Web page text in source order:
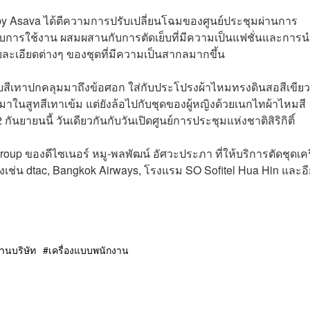
Asava ได้ตีความการปรับเปลี่ยนโฉมของศูนย์ประชุมผ่านการ
การใช้งาน ผสมผสานกับการตัดเย็บที่มีความเป็นแฟชั่นและการ
ะเอียดต่างๆ ของชุดที่มีความเป็นสากลมากขึ้น
เทาปกคลุมมาถึงข้อศอก ใส่กับประโปรงผ้าไหมทรงดินสอสีเขียว
ในสูทสีเทาเข้ม แต่ยังล้อไปกับชุดของผู้หญิงด้วยเนกไทผ้าไหมสี
นยายนนี้ วันเดียวกันกับวันเปิดศูนย์การประชุมแห่งชาติสิริกิติ์
ของดีไซเนอร์ หมู-พลพัฒน์ อัศวะประภา ที่ให้บริการตัดชุดเค
dtac, Bangkok Airways, โรงแรม SO Sofitel Hua Hin และ
นบริษัท เครื่องแบบพนักงาน